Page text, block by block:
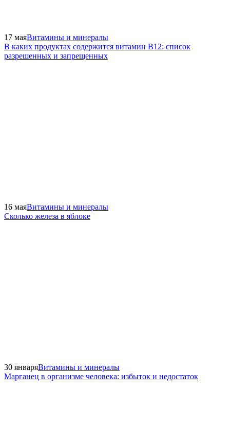
17 маяВитамины и минералы
В каких продуктах содержится витамин В12: список
разрешенных и запрещенных
16 маяВитамины и минералы
Сколько железа в яблоке
30 январяВитамины и минералы
Марганец в организме человека: избыток и недостаток